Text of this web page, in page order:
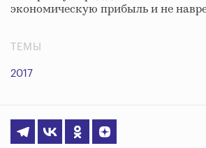
экономическую прибыль и не
ТЕМЫ
2017